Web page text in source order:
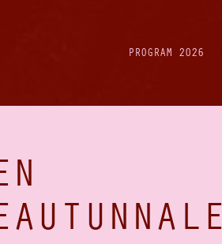
PROGRAM 2026